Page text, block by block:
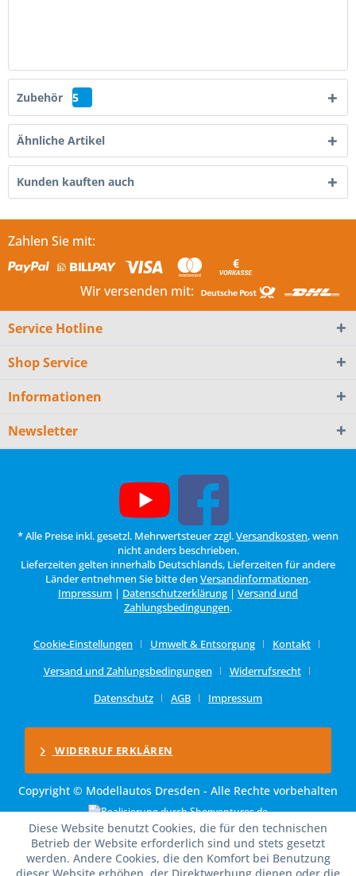
Zubehör 5
Ähnliche Artikel
Kunden kauften auch
Zahlen Sie mit:
Wir versenden mit:
Service Hotline
Shop Service
Informationen
Newsletter
* Alle Preise inkl. gesetzl. Mehrwertsteuer zzgl.Versandkosten, wenn
nicht anders beschrieben.
Lieferzeiten gelten innerhalb Deutschlands, Lieferzeiten für andere
Länder entnehmen Sie bitte den Versandinformationen.
Impressum | Datenschutzerklärung | Versand und
Zahlungsbedingungen.
Cookie-Einstellungen Umwelt & Entsorgung
Kontakt
Versand und Zahlungsbedingungen
Widerrufsrecht
Datenschutz
AGB Impressum
WIDERRUF ERKLÄREN
Copyright © Modellautos Dresden - Alle Rechte vorbehalten
Diese Website benutzt Cookies, die für den technischen
Betrieb der Website erforderlich sind und stets gesetzt
werden. Andere Cookies, die den Komfort bei Benutzung